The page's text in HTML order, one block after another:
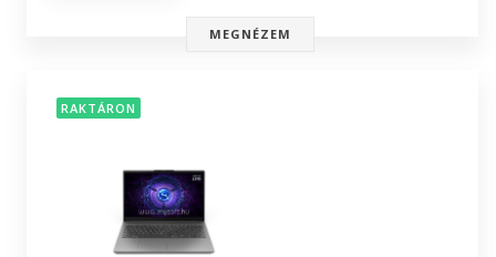
MEGNÉZEM
RAKTÁRON